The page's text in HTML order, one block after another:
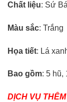
Chất liệu: Sứ
Màu sắc: Trắng
Họa tiết: Lá
Bao gồm: 5 hũ,
DỊCH VỤ THÊM